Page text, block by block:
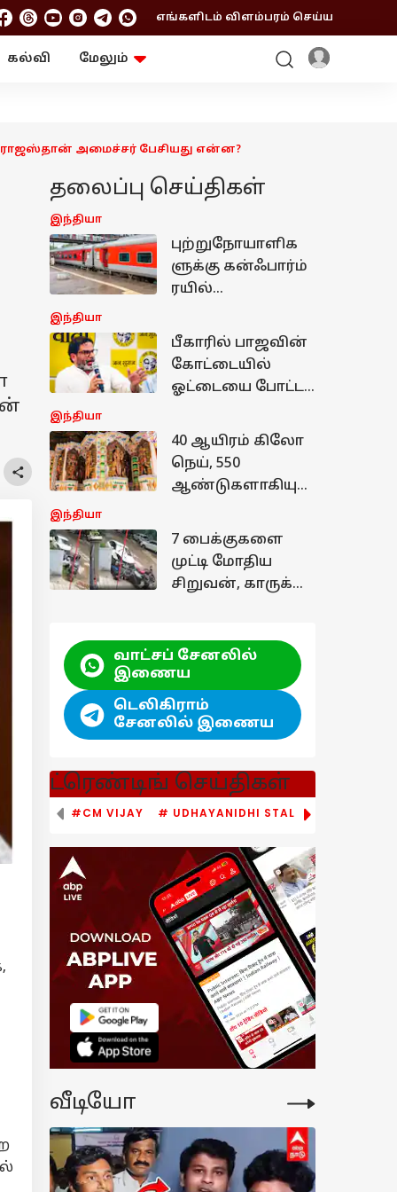
எங்களிடம் விளம்பரம் செய்ய
கல்வி
மேலும்
ராஜஸ்தான் அமைச்சர் பேசியது என்ன?
தலைப்பு செய்திகள்
இந்தியா
புற்றுநோயாளிக
ளுக்கு கன்ஃபார்ம்
ரயில்
பெறுவது எப்படி? -
அமைச்சர் தகவல்!
இந்தியா
பீகாரில் பாஜவின்
கோட்டையில்
ஓட்டையை போட்ட
வெற்றி பெற்றது
எப்படி தெரியுமா.?
இந்தியா
40 ஆயிரம் கிலோ
நெய், 550
ஆண்டுகளாகியும்
வடியும்
வெண்ணெய் -
முழு விவரம்
இந்தியா
7 பைக்குகளை
முட்டி மோதிய
சிறுவன், காருக்கு
நையப்புடைத்த
பொதுமக்கள்
வாட்சப் சேனலில்
இணைய
டெலிகிராம்
சேனலில் இணைய
ட்ரெண்டிங் செய்திகள்
#CM VIJAY # UDHAYANIDHI STALIN
வீடியோ